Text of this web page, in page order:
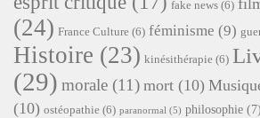
fake news (6)
(24) France Culture (6) féminisme (9)
Histoire (23) kinésithérapie (6)
(29) morale (11) mort (10)
(10) ostéopathie (6) paranormal (5) philosophie (7)